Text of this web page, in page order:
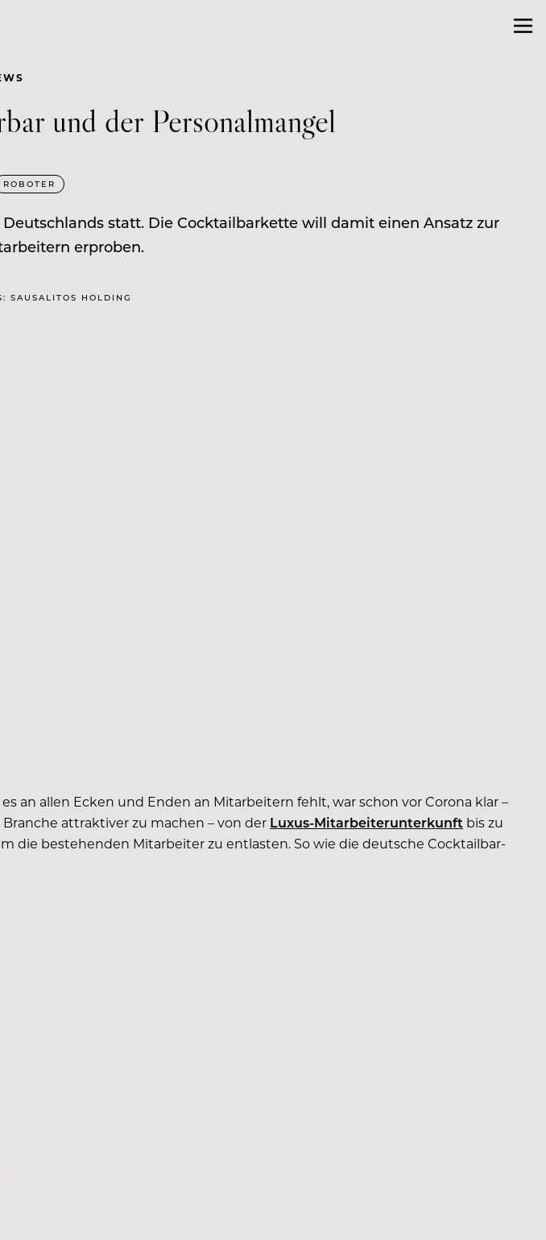
und der Personalmangel
ROBOTER
statt. Die Cocktailbarkette will damit einen Ansatz zur
erproben.
HOLDING
an allen Ecken und Enden an Mitarbeitern fehlt, war schon vor Corona klar –
attraktiver zu machen – von der Luxus-Mitarbeiterunterkunft bis zu
die bestehenden Mitarbeiter zu entlasten. So wie die deutsche Cocktailbar-